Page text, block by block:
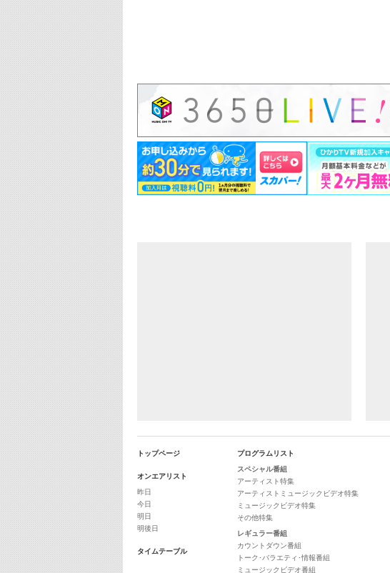
トップページ
オンエアリスト
昨日
今日
明日
明後日
タイムテーブル
プログラムリスト
スペシャル番組
アーティスト特集
アーティストミュージックビデオ特集
ミュージックビデオ特集
その他特集
レギュラー番組
カウントダウン番組
トーク･バラエティ･情報番組
ミュージックビデオ番組